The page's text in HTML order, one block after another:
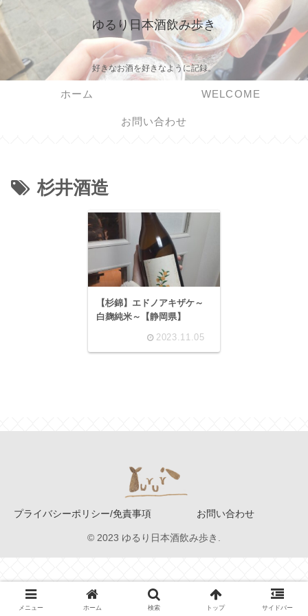
ゆるり日本酒飲み歩き
好きなお酒を好きなように記録。
ホーム WELCOME
お問い合わせ
杉井酒造
【杉錦】エドノアキザケ～
白麹純米～【静岡県】
2023.11.05
プライバシーポリシー/免責事項 お問い合わせ
© 2023 ゆるり日本酒飲み歩き.
メニュー ホーム 検索 トップ サイドバー